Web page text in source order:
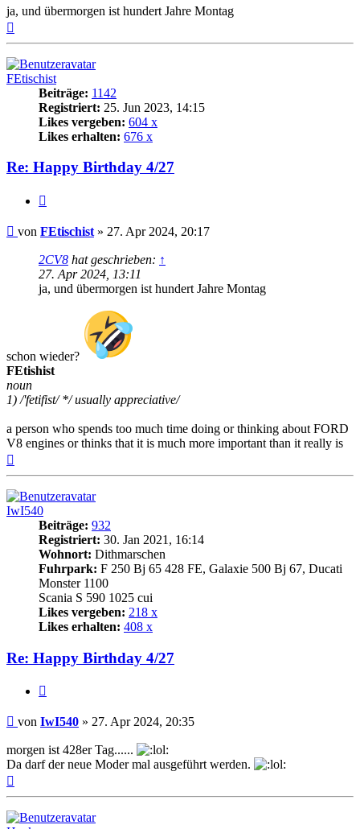
ja, und übermorgen ist hundert Jahre Montag
FEtischist
Beiträge: 1142
Registriert: 25. Jun 2023, 14:15
Likes vergeben: 604 x
Likes erhalten: 676 x
Re: Happy Birthday 4/27
Beitrag
von FEtischist » 27. Apr 2024, 20:17
2CV8 hat geschrieben: ↑
27. Apr 2024, 13:11
ja, und übermorgen ist hundert Jahre Montag
schon wieder?
FEtishist
noun
1) /'fetifist/ */ usually appreciative/
a person who spends too much time doing or thinking about FORD
V8 engines or thinks that it is much more important than it really is
IwI540
Beiträge: 932
Registriert: 30. Jan 2021, 16:14
Wohnort: Dithmarschen
Fuhrpark: F 250 Bj 65 428 FE, Galaxie 500 Bj 67, Ducati
Monster 1100
Scania S 590 1025 cui
Likes vergeben: 218 x
Likes erhalten: 408 x
Re: Happy Birthday 4/27
Beitrag
von IwI540 » 27. Apr 2024, 20:35
morgen ist 428er Tag......
Da darf der neue Moder mal ausgeführt werden.
oben